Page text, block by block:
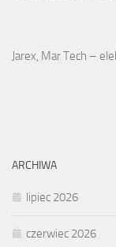
Jarex, Mar Tech –
ARCHIWA
lipiec 2026
czerwiec 2026